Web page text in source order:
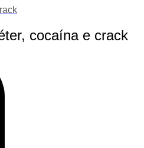
cocaína e crack